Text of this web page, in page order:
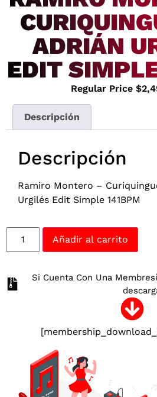
ADRIÁN
EDIT
Regular Price $
Descripción
Descripción
Ramiro Montero –
Urgilés Edit Simple 141BPM
Añadir al carrito
Si Cuenta Con Una